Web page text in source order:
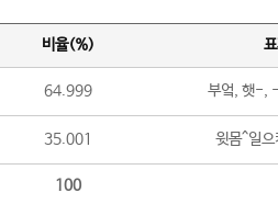
비율(%)
64.999 부엌, 햇-,
35.001 윗몸^일
100